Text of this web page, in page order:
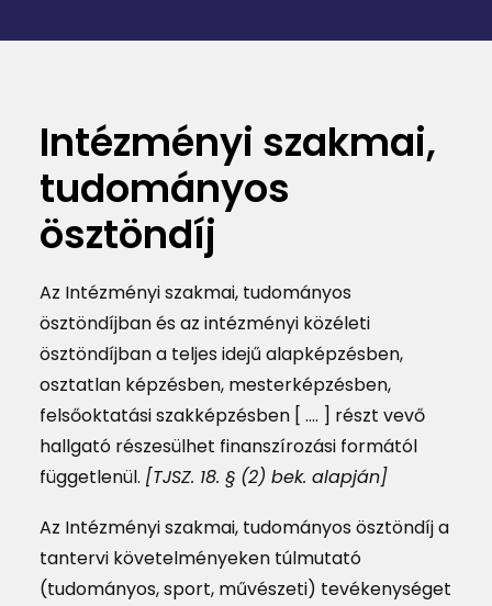
HÍREK
MAGAZIN
DOKUMENTUMTÁR
HU
Intézményi szakmai,
tudományos
ösztöndíj
Az Intézményi szakmai, tudományos
ösztöndíjban és az intézményi közéleti
ösztöndíjban a teljes idejű alapképzésben,
osztatlan képzésben, mesterképzésben,
felsőoktatási szakképzésben [ …. ] részt vevő
hallgató részesülhet finanszírozási formától
függetlenül. [TJSZ. 18. § (2) bek. alapján]
Az Intézményi szakmai, tudományos ösztöndíj a
tantervi követelményeken túlmutató
(tudományos, sport, művészeti) tevékenységet